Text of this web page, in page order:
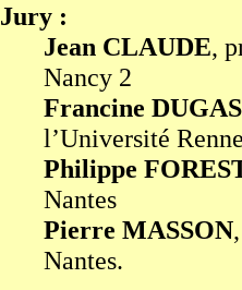
Jury :
Jean CLAUDE,
Nancy 2
Francine
l’Université
Philippe
Nantes
Pierre MASSON
Nantes.